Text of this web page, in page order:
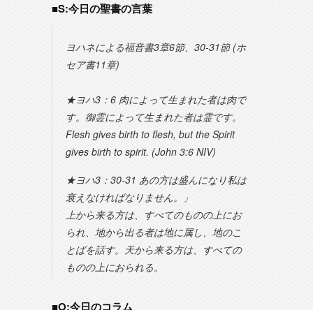
■S:今日の聖書の言葉
ヨハネによる福音書3章6節、30-31節 (ホ
セア書11章)
★ヨハ3：6 肉によって生まれた者は肉で
す。御霊によって生まれた者は霊です。
Flesh gives birth to flesh, but the Spirit
gives birth to spirit. (John 3:6 NIV)
★ヨハ3：30-31 あの方は盛んになり私は
衰えなければなりません。」
上から来る方は、すべてのものの上にお
られ、地から出る者は地に属し、地のこ
とばを話す。天から来る方は、すべての
ものの上におられる。
■O:今日のコラム